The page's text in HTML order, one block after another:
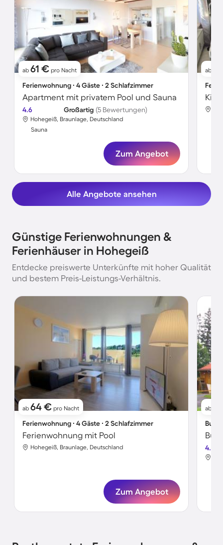
ab 61 € pro Nacht
Ferienwohnung ∙ 4 Gäste ∙ 2 Schlafzimmer
Apartment mit privatem Pool und Sauna
4.6 Großartig (5 Bewertungen)
Hohegeiß, Braunlage, Deutschland
Sauna
Zum Angebot
ab
Alle Angebote ansehen
Günstige Ferienwohnungen &
Ferienhäuser in Hohegeiß
Entdecke preiswerte Unterkünfte mit hoher Qualität
und bestem Preis-Leistungs-Verhältnis.
ab 64 € pro Nacht
Ferienwohnung ∙ 4 Gäste ∙ 2 Schlafzimmer
Ferienwohnung mit Pool
Hohegeiß, Braunlage, Deutschland
Zum Angebot
ab
4.3